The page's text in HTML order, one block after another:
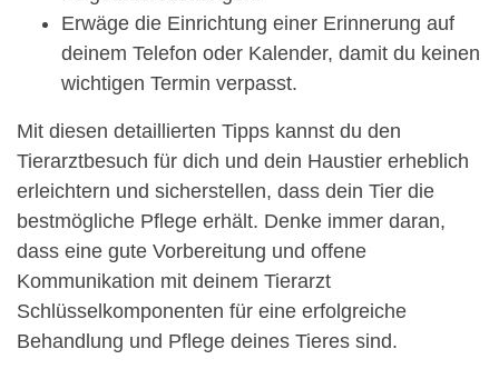
Erwäge die Einrichtung einer Erinnerung auf
deinem Telefon oder Kalender, damit du keinen
wichtigen Termin verpasst.
Mit diesen detaillierten Tipps kannst du den
Tierarztbesuch für dich und dein Haustier erheblich
erleichtern und sicherstellen, dass dein Tier die
bestmögliche Pflege erhält. Denke immer daran,
dass eine gute Vorbereitung und offene
Kommunikation mit deinem Tierarzt
Schlüsselkomponenten für eine erfolgreiche
Behandlung und Pflege deines Tieres sind.